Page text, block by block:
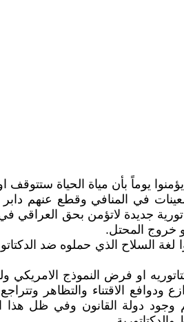
هؤلاء الناس الذين لم يؤمنوا يوماً بأن
في المنافي وقطع عنهم دابر
جديدة لاتؤمن بحق العراقي
خروج المحتل.
لغة السلاح الذي حملوه ضد
او فرض النموذج الامريكي
ودوافع الاقتناء والتظاهر
دولة القانون وفي ظل هذا